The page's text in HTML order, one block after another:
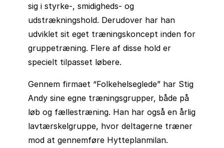
sig i styrke-, smidigheds- og
udstrækningshold. Derudover har han
udviklet sit eget træningskoncept inden for
gruppetræning. Flere af disse hold er
specielt tilpasset løbere.
Gennem firmaet “Folkehelseglede” har Stig
Andy sine egne træningsgrupper, både på
løb og fællestræning. Han har også en årlig
lavtærskelgruppe, hvor deltagerne træner
mod at gennemføre Hytteplanmilan.